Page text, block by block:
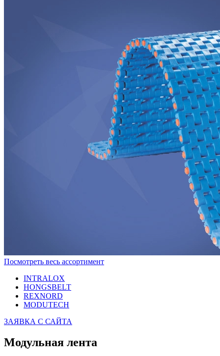
Посмотреть весь ассортимент
INTRALOX
HONGSBELT
REXNORD
MODUTECH
ЗАЯВКА С САЙТА
Модульная лента